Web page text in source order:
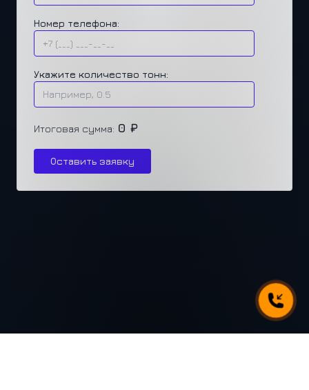
Номер телефона:
Укажите количество тонн:
Итоговая сумма: 0 ₽
Оставить заявку